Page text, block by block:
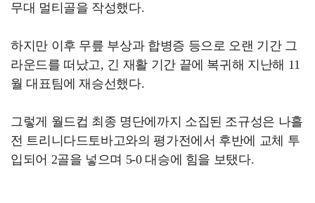
무대 멀티골을 작성했다.
하지만 이후 무릎 부상과 합병증 등으로 오랜 기간 그
라운드를 떠났고, 긴 재활 기간 끝에 복귀해 지난해 11
월 대표팀에 재승선했다.
그렇게 월드컵 최종 명단에까지 소집된 조규성은 나흘
전 트리니다드토바고와의 평가전에서 후반에 교체 투
입되어 2골을 넣으며 5-0 대승에 힘을 보탰다.